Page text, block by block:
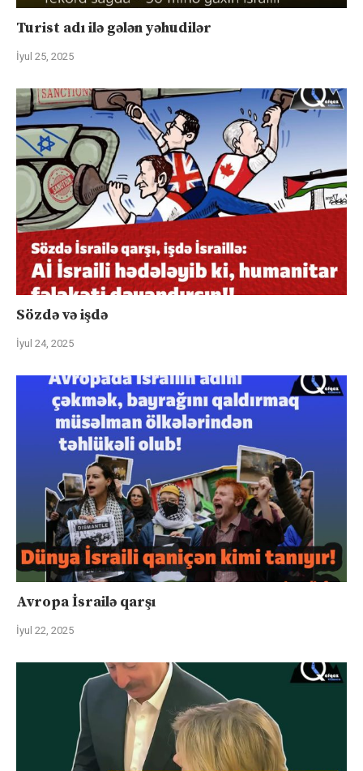
Turist adı ilə gələn yəhudilər
İyul 25, 2025
Sözdə və işdə
İyul 24, 2025
Avropa İsrailə qarşı
İyul 22, 2025